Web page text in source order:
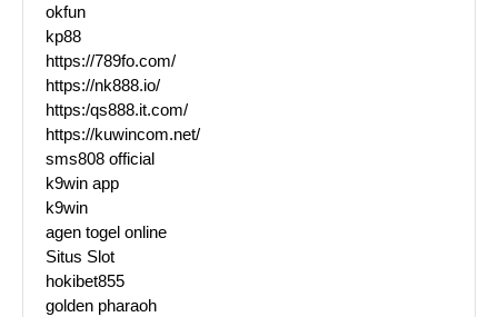
okfun
kp88
https://789fo.com/
https://nk888.io/
https:/qs888.it.com/
https://kuwincom.net/
sms808 official
k9win app
k9win
agen togel online
Situs Slot
hokibet855
golden pharaoh